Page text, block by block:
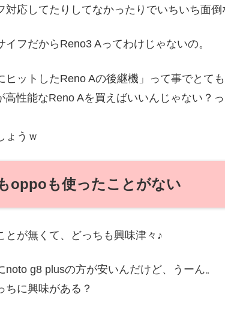
対応してたりしてなかったりでいちいち面倒
イフだからReno3 Aってわけじゃないの。
ヒットしたReno Aの後継機」って事でとても
高性能なReno Aを買えばいいんじゃない？
ょうｗ
oppoも使ったことがない
とが無くて、どっちも興味津々♪
noto g8 plusの方が安いんだけど、うーん。
ちに興味がある？